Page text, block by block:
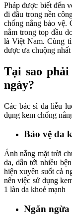
Pháp được biết đến
đi đầu trong nền
chống nắng bảo vệ.
nằm trong top đầu
là Việt Nam. Cùng
được ưa chuộng
Tại sao
ngày?
Các bác sĩ da liễu
dụng kem chống
Bảo vệ da
Ánh nắng mặt trời
da, dẫn tới nhiều
hiện xuyên suốt cả
nên việc sử dụng
1 làn da khoẻ mạnh
Ngăn ngừa